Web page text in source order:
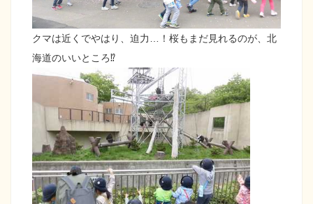
クマは近くでやはり、迫力…！桜もまだ見れるのが、北
海道のいいところ⁉